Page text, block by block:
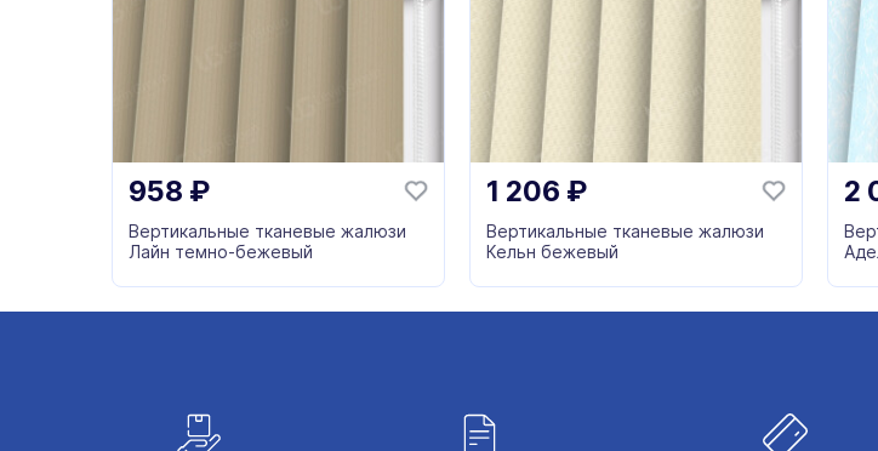
958 ₽
Вертикальные тканевые жалюзи
Лайн темно-бежевый
1 206 ₽
Вертикальные тканевые жалюзи
Кельн бежевый
2